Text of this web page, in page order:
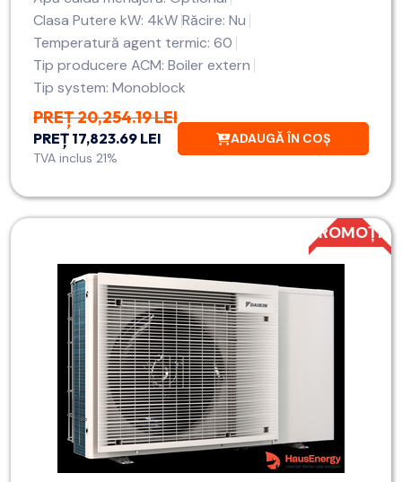
Clasa Putere kW: 4kW Răcire: Nu
Temperatură agent termic: 60
Tip producere ACM: Boiler extern
Tip system: Monoblock
PREȚ 20,254.19 LEI
PREȚ 17,823.69 LEI
TVA inclus 21%
ADAUGĂ ÎN COȘ
PROMOȚIE